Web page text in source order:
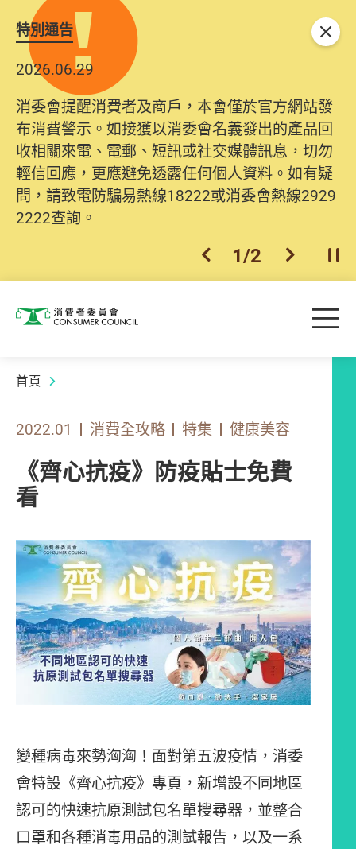
特別通告
2026.06.29
消委會提醒消費者及商戶，本會僅於官方網站發
布消費警示。如接獲以消委會名義發出的產品回
收相關來電、電郵、短訊或社交媒體訊息，切勿
輕信回應，更應避免透露任何個人資料。如有疑
問，請致電防騙易熱線18222或消委會熱線2929
2222查詢。
上一個
1/2 下一個開
關閉
消費者委員會 目
首頁
2022.01 消費全攻略 特集 健康美容
《齊心抗疫》防疫貼士免費
看
變種病毒來勢洶洶！面對第五波疫情，消委
會特設《齊心抗疫》專頁，新增設不同地區
認可的快速抗原測試包名單搜尋器，並整合
口罩和各種消毒用品的測試報告，以及一系